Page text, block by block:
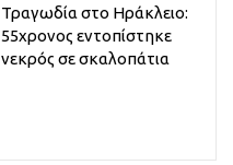
Τραγωδία στο Ηράκλειο:
55χρονος εντοπίστηκε
νεκρός σε σκαλοπάτια